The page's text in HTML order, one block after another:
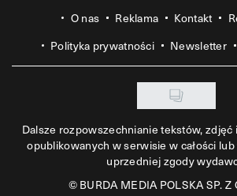
O nas Reklama Kontakt
Polityka prywatności
Newsletter
Dalsze rozpowszechnianie tekstów, zdjęć
opublikowanych w serwisie w całości
uprzedniej zgody
©BURDA MEDIA POLSKA SP. Z